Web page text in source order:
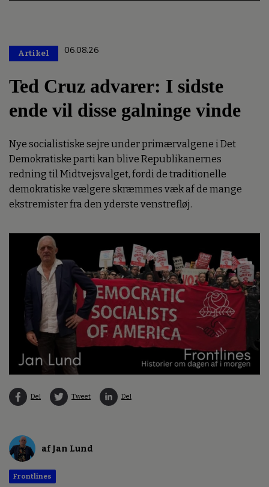
Artikel 06.08.26
Ted Cruz advarer: I sidste
ende vil disse galninge vinde
Nye socialistiske sejre under primærvalgene i Det
Demokratiske parti kan blive Republikanernes
redning til Midtvejsvalget, fordi de traditionelle
demokratiske vælgere skræmmes væk af de mange
ekstremister fra den yderste venstrefløj.
Del Tweet Del
af Jan Lund
Frontlines